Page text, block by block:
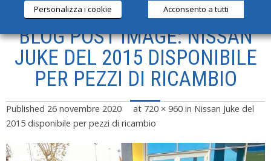
SERVIZI
PRODOTTI
NEWS
CONTATTI
BLOG POST IMAGE: NISSAN
JUKE DEL 2015 DISPONIBILE
PER PEZZI DI RICAMBIO
Published 26 novembre 2020 at 720 × 960 in Nissan Juke del
2015 disponibile per pezzi di ricambio
Personalizza i cookie Acconsento a tutti